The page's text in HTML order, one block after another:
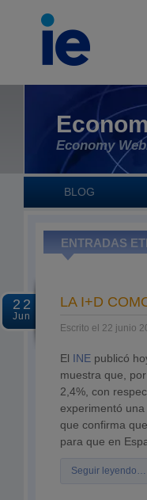
Economy
BLOG
ENTRADAS
22
Jun
LA I+D
Escrito el 22 junio
El INE publicó
muestra que,
2,4%, con
experimentó
que confirma
para que en
Seguir leyendo…